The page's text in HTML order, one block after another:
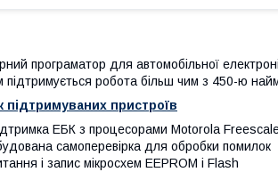
програматор для автомобільної
підтримується робота більш чим з 450-ю
підтримуваних пристроїв
ЕБК з процесорами Motorola
самоперевірка для обробки помилок
і запис мікросхем EEPROM і Flash